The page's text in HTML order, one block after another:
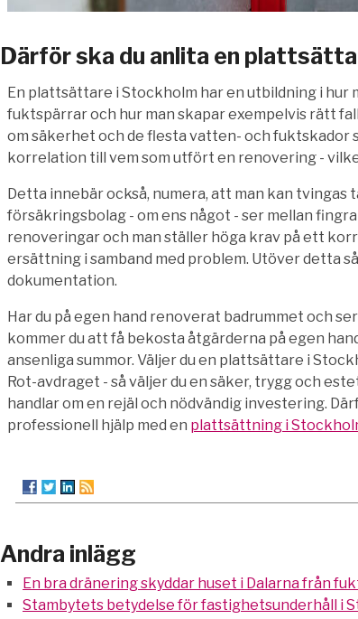
Därför ska du anlita en
En plattsättare i Stockholm har en utbildning i hur
fuktspärrar och hur man skapar exempelvis rätt
om säkerhet och de flesta vatten- och fuktskador
korrelation till vem som utfört en renovering -
Detta innebär också, numera, att man kan tvingas
försäkringsbolag - om ens något - ser mellan
renoveringar och man ställer höga krav på ett
ersättning i samband med problem. Utöver detta
dokumentation.
Har du på egen hand renoverat badrummet och
kommer du att få bekosta åtgärderna på egen
ansenliga summor. Väljer du en plattsättare i
Rot-avdraget - så väljer du en säker, trygg och
handlar om en rejäl och nödvändig investering.
professionell hjälp med en plattsättning i
Andra inlägg
En bra dränering skyddar huset i Dalarna från
Stambytets betydelse för fastighetsunderhåll i